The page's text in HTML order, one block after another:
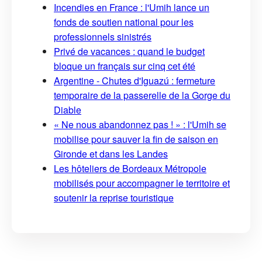
Incendies en France : l'Umih lance un
fonds de soutien national pour les
professionnels sinistrés
Privé de vacances : quand le budget
bloque un français sur cinq cet été
Argentine - Chutes d'Iguazú : fermeture
temporaire de la passerelle de la Gorge du
Diable
« Ne nous abandonnez pas ! » : l'Umih se
mobilise pour sauver la fin de saison en
Gironde et dans les Landes
Les hôteliers de Bordeaux Métropole
mobilisés pour accompagner le territoire et
soutenir la reprise touristique